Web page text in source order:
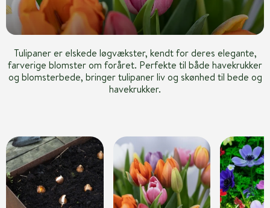
Tulipaner er elskede løgvækster, kendt for deres elegante,
farverige blomster om foråret. Perfekte til både havekrukker
og blomsterbede, bringer tulipaner liv og skønhed til bede og
havekrukker.